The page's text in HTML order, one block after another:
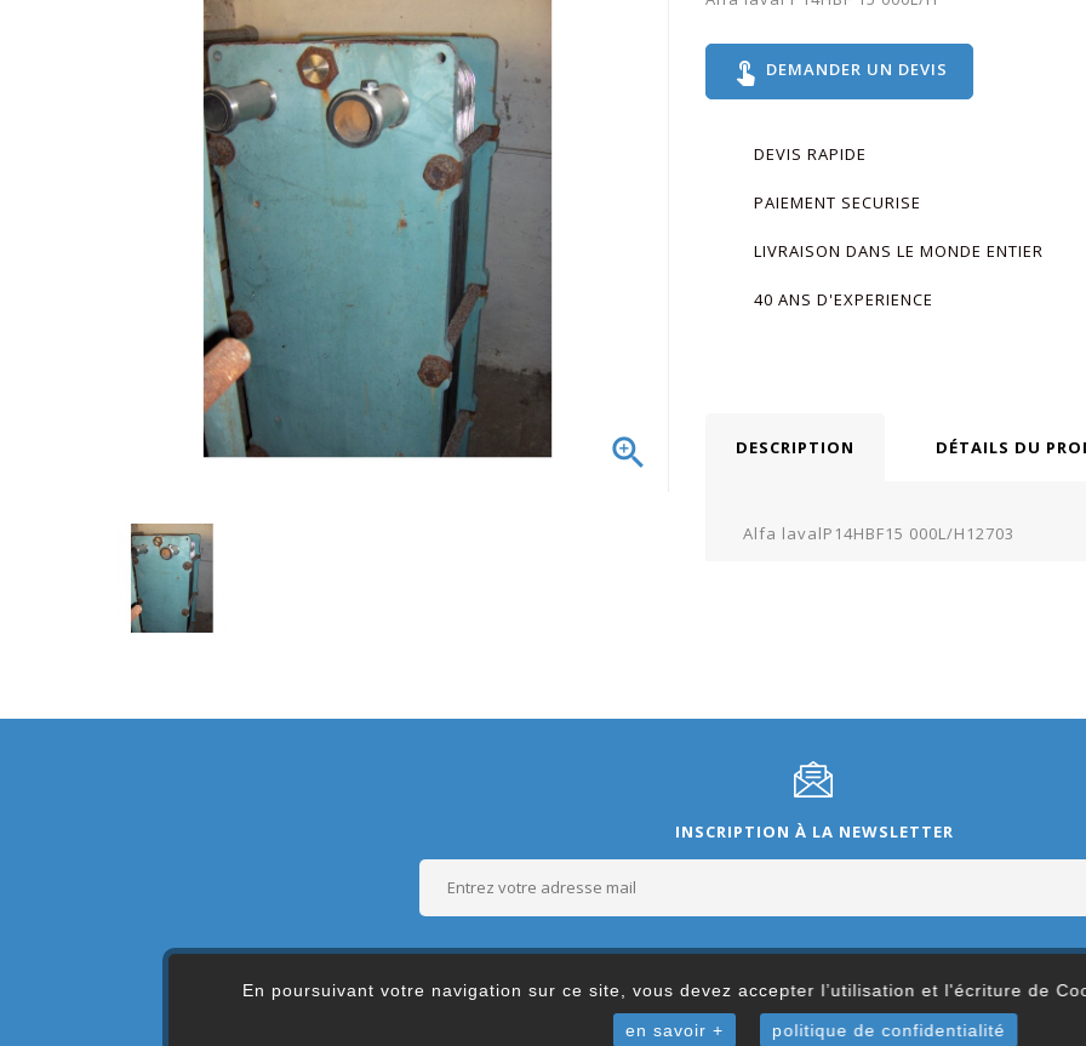
En poursuivant votre navigation sur ce site, vous devez accepter l’utilisation et l'écriture de
en savoir + politique de confidentialité

touch_app DEMANDER UN DEVIS
DEVIS RAPIDE
PAIEMENT SECURISE
LIVRAISON DANS LE MONDE ENTIER
40 ANS D'EXPERIENCE
DESCRIPTION DÉTAILS DU
Alfa lavalP14HBF15 000L/H12703
INSCRIPTION À LA NEWSLETTER